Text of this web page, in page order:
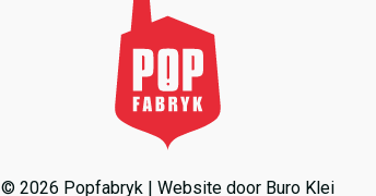
© 2026 Popfabryk | Website door Buro Klei